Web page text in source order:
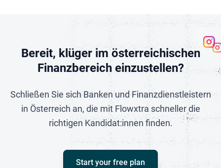
Bereit, klüger im österreichischen
Finanzbereich einzustellen?
Schließen Sie sich Banken und Finanzdienstleistern
in Österreich an, die mit Flowxtra schneller die
richtigen Kandidat:innen finden.
Start your free plan